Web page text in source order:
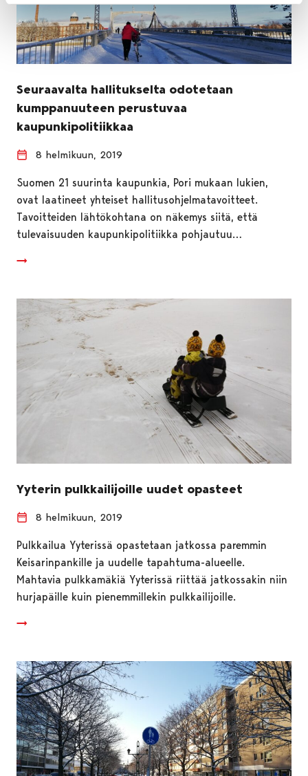
Seuraavalta hallitukselta odotetaan
kumppanuuteen perustuvaa
kaupunkipolitiikkaa
8 helmikuun, 2019
Suomen 21 suurinta kaupunkia, Pori mukaan lukien,
ovat laatineet yhteiset hallitusohjelmatavoitteet.
Tavoitteiden lähtökohtana on näkemys siitä, että
tulevaisuuden kaupunkipolitiikka pohjautuu…
Yyterin pulkkailijoille uudet opasteet
8 helmikuun, 2019
Pulkkailua Yyterissä opastetaan jatkossa paremmin
Keisarinpankille ja uudelle tapahtuma-alueelle.
Mahtavia pulkkamäkiä Yyterissä riittää jatkossakin niin
hurjapäille kuin pienemmillekin pulkkailijoille.